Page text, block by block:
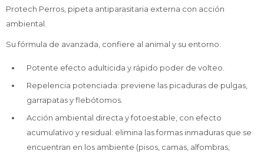
Protech Perros, pipeta antiparasitaria externa con acción
ambiental.
Su fórmula de avanzada, confiere al animal y su entorno:
Potente efecto adulticida y rápido poder de volteo.
Repelencia potenciada: previene las picaduras de pulgas,
garrapatas y flebótomos.
Acción ambiental directa y fotoestable, con efecto
acumulativo y residual: elimina las formas inmaduras que se
encuentran en los ambiente (pisos, camas, alfombras,